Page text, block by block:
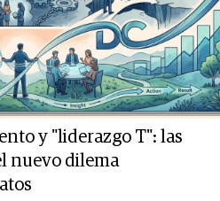
y "liderazgo T": las
nuevo dilema